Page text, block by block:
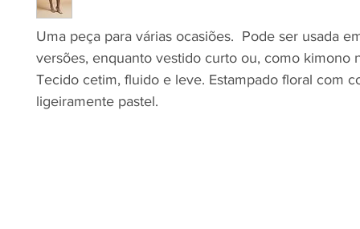
Uma peça para várias ocasiões. Pode ser usada
versões, enquanto vestido curto ou, como kimono
Tecido cetim, fluido e leve. Estampado floral com
ligeiramente pastel.